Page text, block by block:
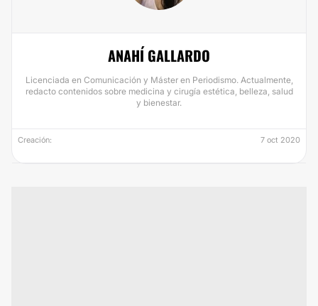
ANAHÍ GALLARDO
Licenciada en Comunicación y Máster en Periodismo. Actualmente,
redacto contenidos sobre medicina y cirugía estética, belleza, salud
y bienestar.
Creación: 7 oct 2020